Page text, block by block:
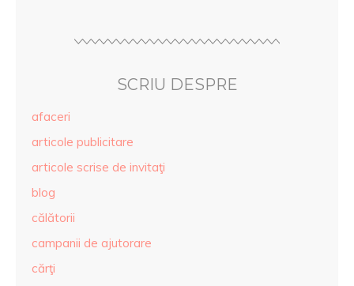
SCRIU DESPRE
afaceri
articole publicitare
articole scrise de invitaţi
blog
călătorii
campanii de ajutorare
cărţi